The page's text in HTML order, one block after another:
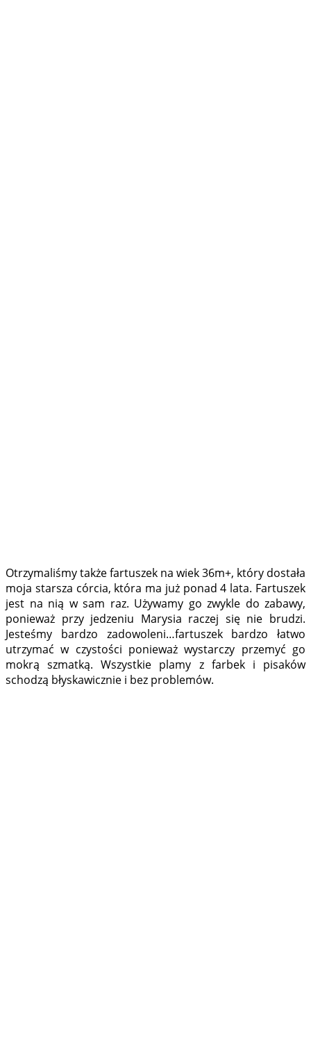
Otrzymaliśmy także fartuszek na wiek 36m+, który dostała
moja starsza córcia, która ma już ponad 4 lata. Fartuszek
jest na nią w sam raz. Używamy go zwykle do zabawy,
ponieważ przy jedzeniu Marysia raczej się nie brudzi.
Jesteśmy bardzo zadowoleni…fartuszek bardzo łatwo
utrzymać w czystości ponieważ wystarczy przemyć go
mokrą szmatką. Wszystkie plamy z farbek i pisaków
schodzą błyskawicznie i bez problemów.